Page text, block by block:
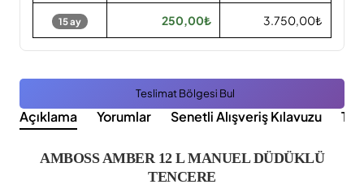
15 ay 250,00₺ 3.750,00₺
Teslimat Bölgesi Bul
Açıklama Yorumlar Senetli Alışveriş Kılavuzu
AMBOSS AMBER 12 L MANUEL DÜDÜKLÜ
TENCERE